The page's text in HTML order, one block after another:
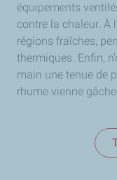
équipements
contre la chaleur. À
régions fraîches,
thermiques. Enfin,
main une tenue de
rhume vienne